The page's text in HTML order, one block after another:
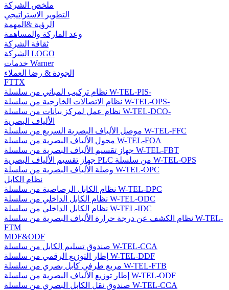
ملخص الشركة
التطوير الاستراتيجي
الرؤية &المهمة
وعد الماركة والمساهمة
ثقافة الشركة
الشركة LOGO
خدمات Warner
الجودة & رضا العملاء
FTTX
نظام تركيب المباني من سلسلة W-TEL-PIS-
نظام الاتصالات الخارجية من سلسلة W-TEL-OPS-
نظام عمل لمركز بيانات من سلسلة W-TEL-DCO-
الألياف البصرية
موصل الألياف البصرية السريع من سلسلة W-TEL-FFC
محول الألياف البصرية من سلسلة W-TEL-FOA
جهاز تقسيم الألياف البصرية من سلسلة W-TEL-FBT
جهاز تقسيم الألياف البصرية PLC من سلسلة W-TEL-OPS
وصلة الألياف البصرية من سلسلة W-TEL-OPC
نظام الكابل
نظام الكابل الرصاصية من سلسلة W-TEL-DPC
نظام الكابل الداخلي من سلسلة W-TEL-ODC
نظام الكابل الداخلي من سلسلة W-TEL-IDC
نظام الكشف عن درجة حرارة الألياف البصرية من سلسلة W-TEL-
FTM
MDF&ODF
صندوق تسليم الكابل من سلسلة W-TEL-CCA
إطار التوزيع الرقمي من سلسلة W-TEL-DDF
مربع طرفي كابل بصري من سلسلة W-TEL-FTB
إطار توزيع الألياف البصرية من سلسلة W-TEL-ODF
صندوق نقل الكابل البصري من سلسلة W-TEL-CCA